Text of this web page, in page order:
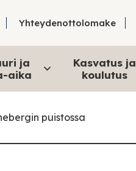
Yhteydenottolomake
ja
aika
Kasvatus ja
koulutus
puistossa